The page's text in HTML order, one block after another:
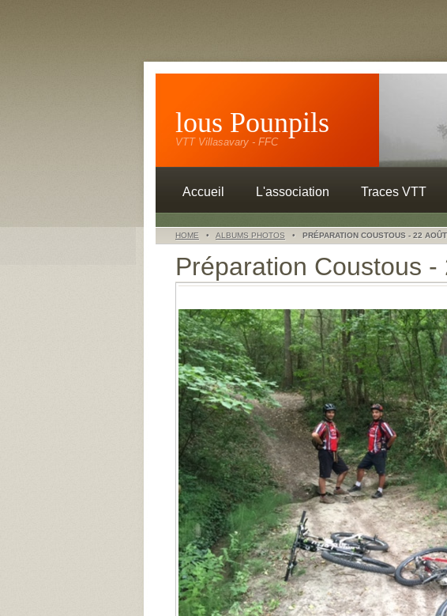
lous Pounpils
VTT Villasavary - FFC
Accueil L'association Traces VTT
HOME • ALBUMS PHOTOS • PRÉPARATION COUSTOUS - 22
Préparation Coustous -